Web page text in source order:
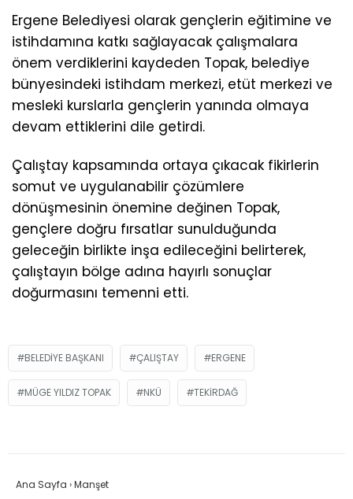
Ergene Belediyesi olarak gençlerin eğitimine ve
istihdamına katkı sağlayacak çalışmalara
önem verdiklerini kaydeden Topak, belediye
bünyesindeki istihdam merkezi, etüt merkezi ve
mesleki kurslarla gençlerin yanında olmaya
devam ettiklerini dile getirdi.
Çalıştay kapsamında ortaya çıkacak fikirlerin
somut ve uygulanabilir çözümlere
dönüşmesinin önemine değinen Topak,
gençlere doğru fırsatlar sunulduğunda
geleceğin birlikte inşa edileceğini belirterek,
çalıştayın bölge adına hayırlı sonuçlar
doğurmasını temenni etti.
BELEDIYE BAŞKANI ÇALIŞTAY ERGENE
MÜGE YILDIZ TOPAK NKÜ TEKIRDAĞ
Ana Sayfa ›Manşet